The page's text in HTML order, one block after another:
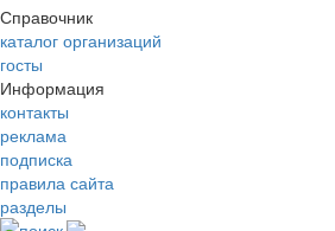
Справочник
каталог организаций
госты
Информация
контакты
реклама
подписка
правила сайта
разделы